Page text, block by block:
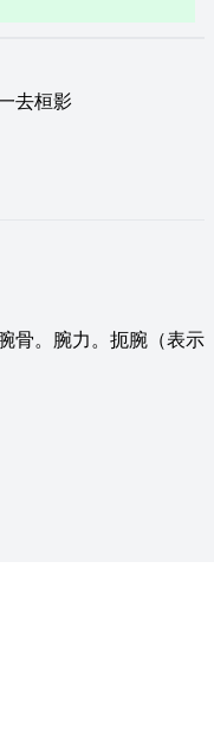
去桓影
骨。腕力。扼腕（表示